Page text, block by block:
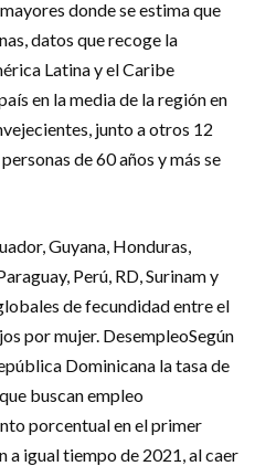
donde se estima que
datos que recoge la
Latina y el Caribe
en la media de la región en
junto a otros 12
de 60 años y más se
Guyana, Honduras,
Perú, RD, Surinam y
de fecundidad entre el
por mujer. DesempleoSegún
Dominicana la tasa de
buscan empleo
porcentual en el primer
igual tiempo de 2021, al caer